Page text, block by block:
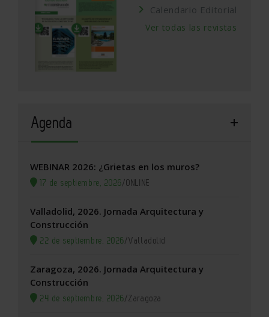
Calendario Editorial
Ver todas las revistas
Agenda
WEBINAR 2026: ¿Grietas en los muros?
17 de septiembre, 2026/ONLINE
Valladolid, 2026. Jornada Arquitectura y
Construcción
22 de septiembre, 2026/Valladolid
Zaragoza, 2026. Jornada Arquitectura y
Construcción
24 de septiembre, 2026/Zaragoza